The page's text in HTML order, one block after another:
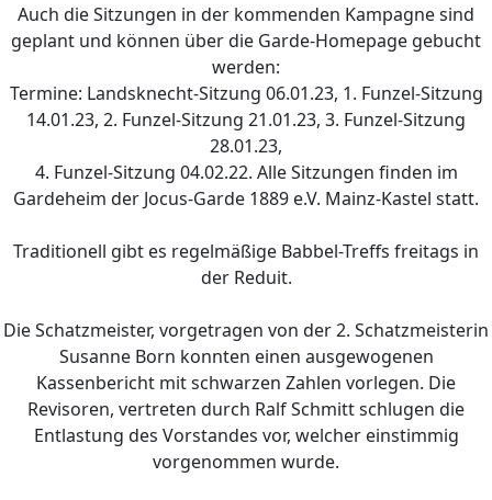
Auch die Sitzungen in der kommenden Kampagne sind
geplant und können über die Garde-Homepage gebucht
werden:
Termine: Landsknecht-Sitzung 06.01.23, 1. Funzel-Sitzung
14.01.23, 2. Funzel-Sitzung 21.01.23, 3. Funzel-Sitzung
28.01.23,
4. Funzel-Sitzung 04.02.22. Alle Sitzungen finden im
Gardeheim der Jocus-Garde 1889 e.V. Mainz-Kastel statt.
Traditionell gibt es regelmäßige Babbel-Treffs freitags in
der Reduit.
Die Schatzmeister, vorgetragen von der 2. Schatzmeisterin
Susanne Born konnten einen ausgewogenen
Kassenbericht mit schwarzen Zahlen vorlegen. Die
Revisoren, vertreten durch Ralf Schmitt schlugen die
Entlastung des Vorstandes vor, welcher einstimmig
vorgenommen wurde.